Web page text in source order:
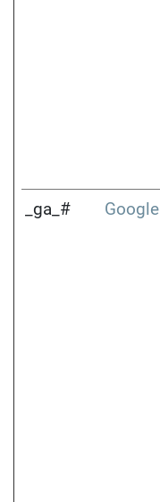
_ga_# Google